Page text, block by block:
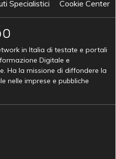
Specialistici
Cookie Center
in Italia di testate e portali
Digitale e
Ha la missione di diffondere la
nelle imprese e pubbliche